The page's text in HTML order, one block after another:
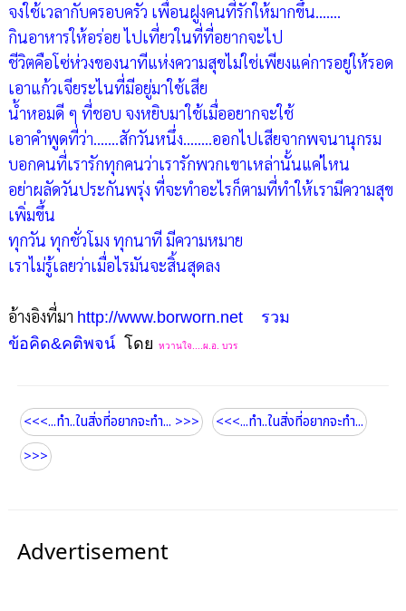
จงใช้เวลากับครอบครัว เพื่อนฝูงคนที่รักให้มากขึ้น…….
กินอาหารให้อร่อย ไปเที่ยวในที่ที่อยากจะไป
ชีวิตคือโซ่ห่วงของนาทีแห่งความสุขไม่ใช่เพียงแค่การอยู่ให้รอด
เอาแก้วเจียระไนที่มีอยู่มาใช้เสีย
น้ำหอมดี ๆ ที่ชอบ จงหยิบมาใช้เมื่ออยากจะใช้
เอาคำพูดที่ว่า…….สักวันหนึ่ง……..ออกไปเสียจากพจนานุกรม
บอกคนที่เรารักทุกคนว่าเรารักพวกเขาเหล่านั้นแค่ไหน
อย่าผลัดวันประกันพรุ่ง ที่จะทำอะไรก็ตามที่ทำให้เรามีความสุข
เพิ่มขึ้น
ทุกวัน ทุกชั่วโมง ทุกนาที มีความหมาย
เราไม่รู้เลยว่าเมื่อไรมันจะสิ้นสุดลง
อ้างอิงที่มา http://www.borworn.net
รวม
ข้อคิด&คติพจน์โดย หวานใจ....ผ.อ. บวร
<<<...ทำ..ในสิ่งที่อยากจะทำ... >>>
<<<...ทำ..ในสิ่งที่อยากจะทำ...
>>>
Advertisement